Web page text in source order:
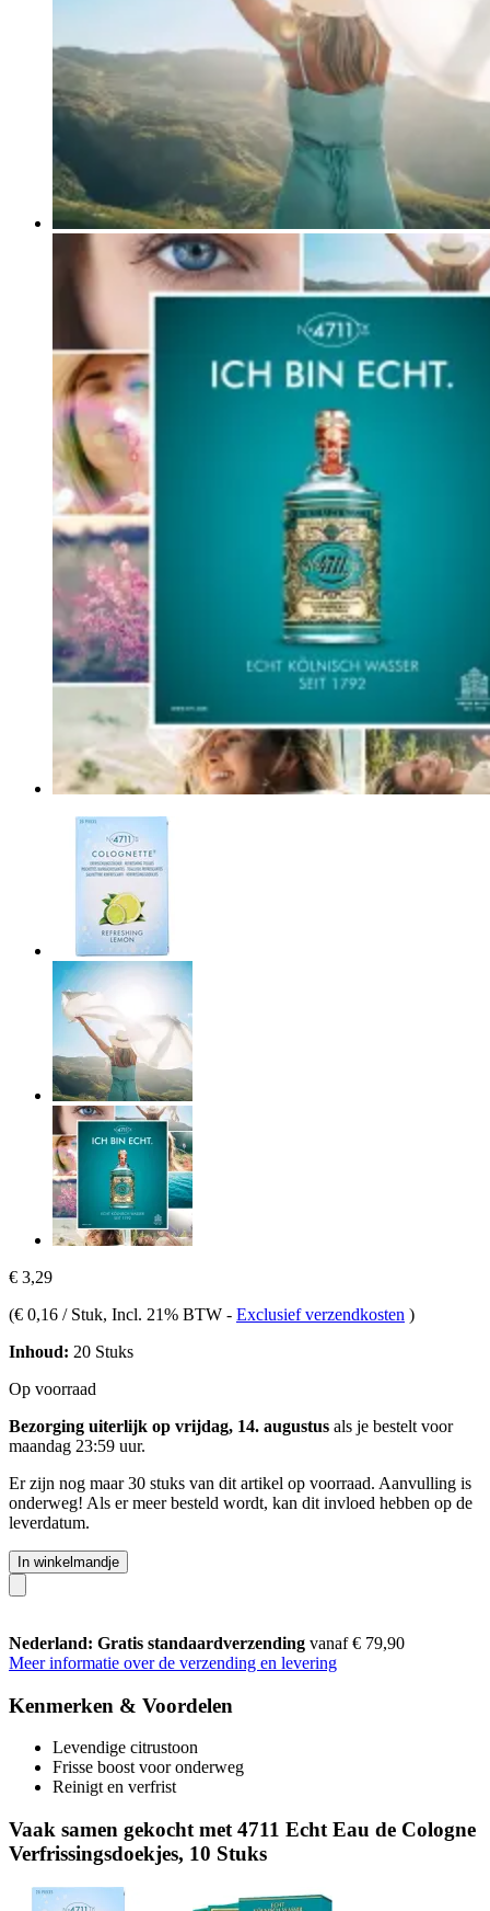
€ 3,29
(€ 0,16 / Stuk, Incl. 21% BTW - Exclusief verzendkosten )
Inhoud: 20 Stuks
Op voorraad
Bezorging uiterlijk op vrijdag, 14. augustus als je bestelt voor
maandag 23:59 uur.
Er zijn nog maar 30 stuks van dit artikel op voorraad. Aanvulling is
onderweg! Als er meer besteld wordt, kan dit invloed hebben op de
leverdatum.
In winkelmandje
Nederland: Gratis standaardverzending vanaf € 79,90
Meer informatie over de verzending en levering
Kenmerken & Voordelen
Levendige citrustoon
Frisse boost voor onderweg
Reinigt en verfrist
Vaak samen gekocht met 4711 Echt Eau de Cologne
Verfrissingsdoekjes, 10 Stuks